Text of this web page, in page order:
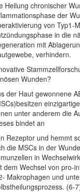
Heilung chronischer
der
von Typ1-
in die
mit
verhindern.
Wunden?
der Haut gewonnene
unter anderem die
bindet an
Rezeptor und hemmt
die MSCs in der
in
dem Wechsel von pro-
Makrophagen und
(6-